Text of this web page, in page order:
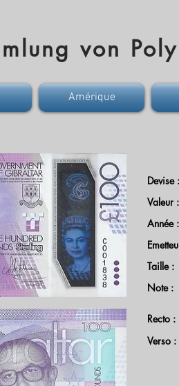
von
Amérique
Devise :
Valeur :
Année :
Taille :
Note :
Recto :
Verso :